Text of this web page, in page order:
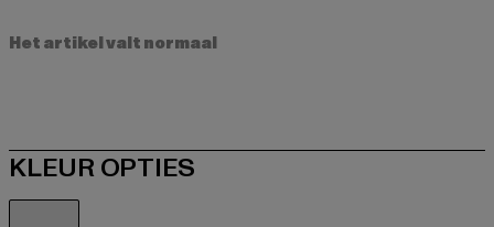
Het artikel valt normaal
KLEUR OPTIES